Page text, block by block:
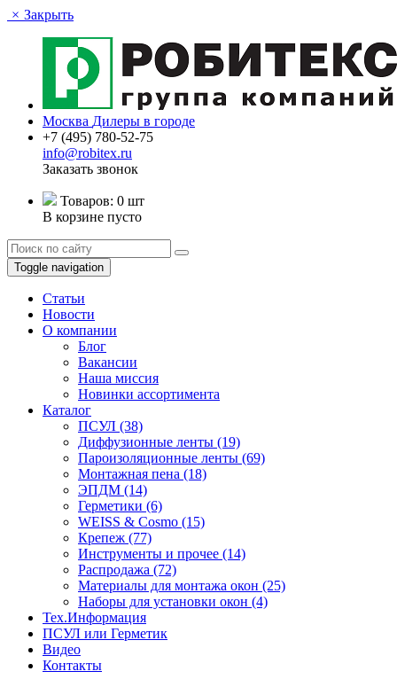
× Закрыть
Москва Дилеры в городе
+7 (495) 780-52-75
info@robitex.ru
Заказать звонок
Товаров: 0 шт
В корзине пусто
Toggle navigation
Статьи
Новости
О компании
Блог
Вакансии
Наша миссия
Новинки ассортимента
Каталог
ПСУЛ (38)
Диффузионные ленты (19)
Пароизоляционные ленты (69)
Монтажная пена (18)
ЭПДМ (14)
Герметики (6)
WEISS & Cosmo (15)
Крепеж (77)
Инструменты и прочее (14)
Распродажа (72)
Материалы для монтажа окон (25)
Наборы для установки окон (4)
Тех.Информация
ПСУЛ или Герметик
Видео
Контакты